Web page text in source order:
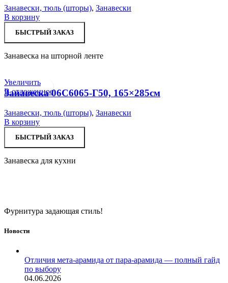
Занавески, тюль (шторы), Занавески
В корзину
БЫСТРЫЙ ЗАКАЗ
Занавеска на шторной ленте
Увеличить
В отложенное
Занавеска 06С6065-Г50, 165×285см
Занавески, тюль (шторы), Занавески
В корзину
БЫСТРЫЙ ЗАКАЗ
Занавеска для кухни
Фурнитура задающая стиль!
Новости
Отличия мета-арамида от пара-арамида — полный гайд
по выбору
04.06.2026